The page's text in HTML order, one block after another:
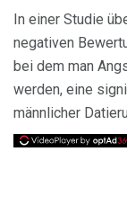
In einer Studie
negativen
bei dem man
werden, eine
männlicher